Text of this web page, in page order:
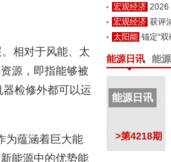
相对于风能、太
源，即指能够被
检修外都可以运
为蕴涵着巨大能
能源中的优势能
宏观经济 2026
宏观经济 获评
太阳能 锚定“
能源日讯 能
能源日讯
>第4218期